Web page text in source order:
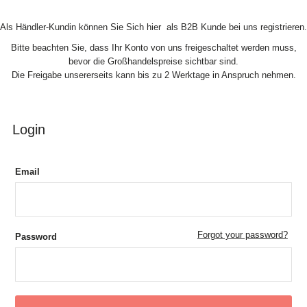
Als Händler-Kundin können Sie Sich hier als B2B Kunde bei uns registrieren.
Bitte beachten Sie, dass Ihr Konto von uns freigeschaltet werden muss,
bevor die Großhandelspreise sichtbar sind.
Die Freigabe unsererseits kann bis zu 2 Werktage in Anspruch nehmen.
Login
Email
Password Forgot your password?